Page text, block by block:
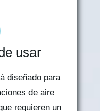
usar
diseñado para
de aire
requieren un